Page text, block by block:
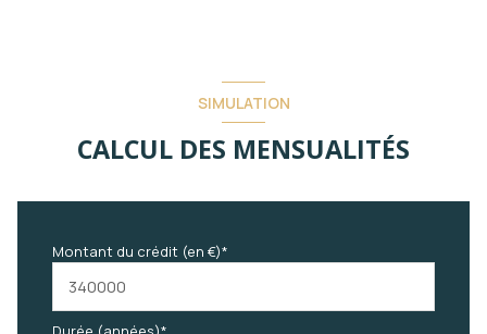
SIMULATION
CALCUL DES MENSUALITÉS
Montant du crédit (en €)*